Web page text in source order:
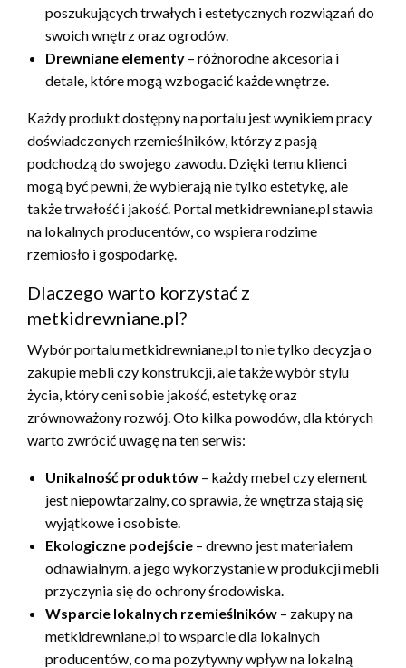
poszukujących trwałych i estetycznych rozwiązań do
swoich wnętrz oraz ogrodów.
Drewniane elementy – różnorodne akcesoria i
detale, które mogą wzbogacić każde wnętrze.
Każdy produkt dostępny na portalu jest wynikiem pracy
doświadczonych rzemieślników, którzy z pasją
podchodzą do swojego zawodu. Dzięki temu klienci
mogą być pewni, że wybierają nie tylko estetykę, ale
także trwałość i jakość. Portal metkidrewniane.pl stawia
na lokalnych producentów, co wspiera rodzime
rzemiosło i gospodarkę.
Dlaczego warto korzystać z
metkidrewniane.pl?
Wybór portalu metkidrewniane.pl to nie tylko decyzja o
zakupie mebli czy konstrukcji, ale także wybór stylu
życia, który ceni sobie jakość, estetykę oraz
zrównoważony rozwój. Oto kilka powodów, dla których
warto zwrócić uwagę na ten serwis:
Unikalność produktów – każdy mebel czy element
jest niepowtarzalny, co sprawia, że wnętrza stają się
wyjątkowe i osobiste.
Ekologiczne podejście – drewno jest materiałem
odnawialnym, a jego wykorzystanie w produkcji mebli
przyczynia się do ochrony środowiska.
Wsparcie lokalnych rzemieślników – zakupy na
metkidrewniane.pl to wsparcie dla lokalnych
producentów, co ma pozytywny wpływ na lokalną